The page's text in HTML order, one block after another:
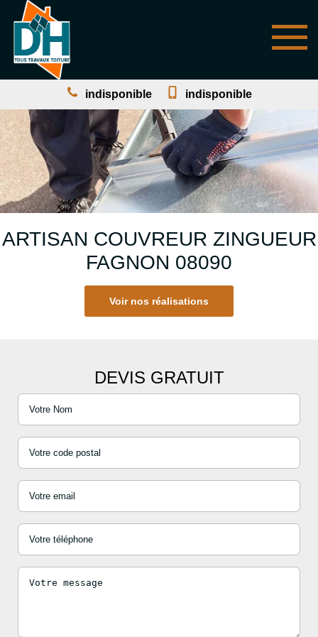
indisponible indisponible
ARTISAN COUVREUR ZINGUEUR
FAGNON 08090
Voir nos réalisations
DEVIS GRATUIT